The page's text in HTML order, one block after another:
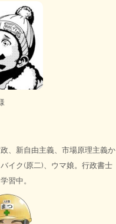
、新自由主義、市場原理主義か
イク(原二)、ウマ娘。行政書士
習中。